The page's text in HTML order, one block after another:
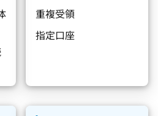
重複受領
指定口座